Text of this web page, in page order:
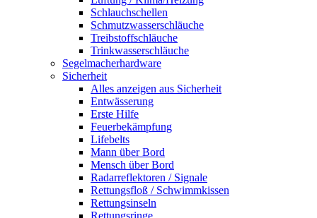
Schlauchschellen
Schmutzwasserschläuche
Treibstoffschläuche
Trinkwasserschläuche
Segelmacherhardware
Sicherheit
Alles anzeigen aus Sicherheit
Entwässerung
Erste Hilfe
Feuerbekämpfung
Lifebelts
Mann über Bord
Mensch über Bord
Radarreflektoren / Signale
Rettungsfloß / Schwimmkissen
Rettungsinseln
Rettungsringe